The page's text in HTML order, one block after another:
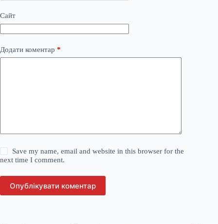
Сайт
Додати коментар *
Save my name, email and website in this browser for the
next time I comment.
Опублікувати коментар